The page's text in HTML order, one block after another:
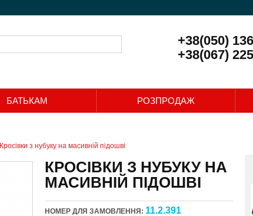
+38(050)
+38(067)
БАТЬКАМ РОЗПРОДАЖ
Кросівки з нубуку на масивній підошві
КРОСІВКИ З НУБУКУ НА
МАСИВНІЙ ПІДОШВІ
НОМЕР ДЛЯ ЗАМОВЛЕННЯ: 11.2.391